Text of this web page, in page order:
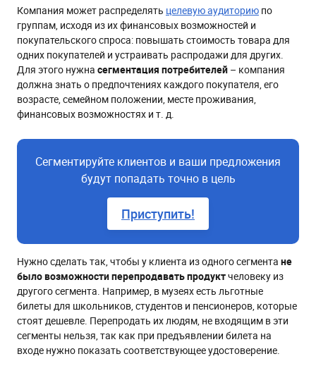
Компания может распределять целевую аудиторию по
группам, исходя из их финансовых возможностей и
покупательского спроса: повышать стоимость товара для
одних покупателей и устраивать распродажи для других.
Для этого нужна сегментация потребителей – компания
должна знать о предпочтениях каждого покупателя, его
возрасте, семейном положении, месте проживания,
финансовых возможностях и т. д.
Сегментируйте клиентов и ваши предложения
будут попадать точно в цель
Приступить!
Нужно сделать так, чтобы у клиента из одного сегмента не
было возможности перепродавать продуктчеловеку из
другого сегмента. Например, в музеях есть льготные
билеты для школьников, студентов и пенсионеров, которые
стоят дешевле. Перепродать их людям, не входящим в эти
сегменты нельзя, так как при предъявлении билета на
входе нужно показать соответствующее удостоверение.